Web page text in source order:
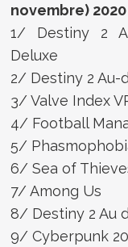
novembre) 2020
1/ Destiny 2
Deluxe
2/ Destiny 2 Au-
3/ Valve Index
4/ Football
5/
6/ Sea of
7/ Among Us
8/ Destiny 2 Au
9/ Cyberpunk